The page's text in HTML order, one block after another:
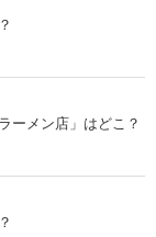
ーメン店」はどこ？